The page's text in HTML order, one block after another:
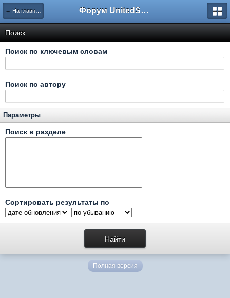
← На главную Форум UnitedSouth
Поиск
Поиск по ключевым словам
Поиск по автору
Параметры
Поиск в разделе
Сортировать результаты по
Полная версия